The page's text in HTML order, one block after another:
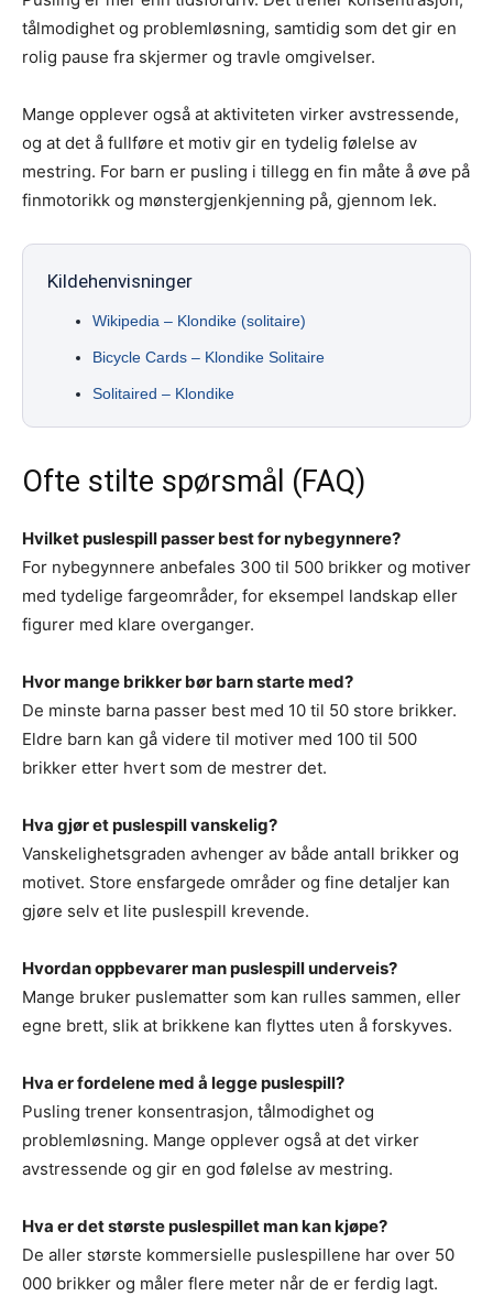
tålmodighet og problemløsning, samtidig som det gir en
rolig pause fra skjermer og travle omgivelser.
Mange opplever også at aktiviteten virker avstressende,
og at det å fullføre et motiv gir en tydelig følelse av
mestring. For barn er pusling i tillegg en fin måte å øve på
finmotorikk og mønstergjenkjenning på, gjennom lek.
Kildehenvisninger
Wikipedia – Klondike (solitaire)
Bicycle Cards – Klondike Solitaire
Solitaired – Klondike
Ofte stilte spørsmål (FAQ)
Hvilket puslespill passer best for nybegynnere?
For nybegynnere anbefales 300 til 500 brikker og motiver
med tydelige fargeområder, for eksempel landskap eller
figurer med klare overganger.
Hvor mange brikker bør barn starte med?
De minste barna passer best med 10 til 50 store brikker.
Eldre barn kan gå videre til motiver med 100 til 500
brikker etter hvert som de mestrer det.
Hva gjør et puslespill vanskelig?
Vanskelighetsgraden avhenger av både antall brikker og
motivet. Store ensfargede områder og fine detaljer kan
gjøre selv et lite puslespill krevende.
Hvordan oppbevarer man puslespill underveis?
Mange bruker puslematter som kan rulles sammen, eller
egne brett, slik at brikkene kan flyttes uten å forskyves.
Hva er fordelene med å legge puslespill?
Pusling trener konsentrasjon, tålmodighet og
problemløsning. Mange opplever også at det virker
avstressende og gir en god følelse av mestring.
Hva er det største puslespillet man kan kjøpe?
De aller største kommersielle puslespillene har over 50
000 brikker og måler flere meter når de er ferdig lagt.